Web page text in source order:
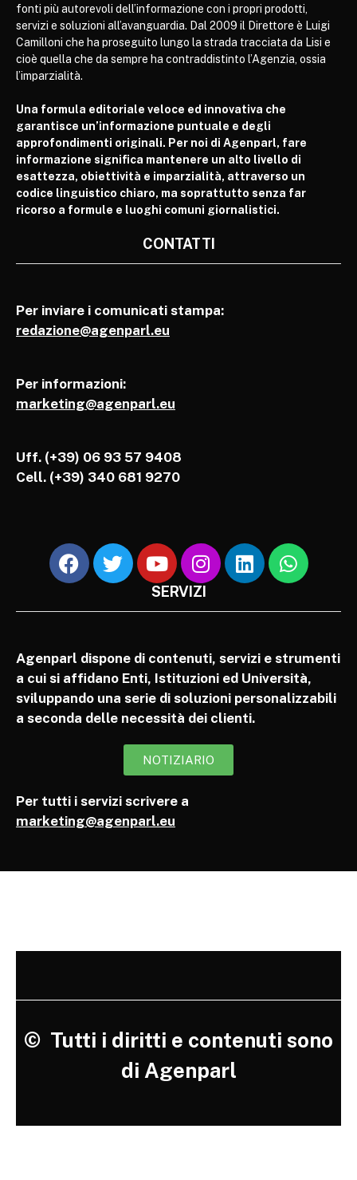
fonti più autorevoli dell’informazione con i propri prodotti,
servizi e soluzioni all’avanguardia. Dal 2009 il Direttore è Luigi
Camilloni che ha proseguito lungo la strada tracciata da Lisi e
cioè quella che da sempre ha contraddistinto l’Agenzia, ossia
l’imparzialità.
Una formula editoriale veloce ed innovativa che
garantisce un’informazione puntuale e degli
approfondimenti originali. Per noi di Agenparl, fare
informazione significa mantenere un alto livello di
esattezza, obiettività e imparzialità, attraverso un
codice linguistico chiaro, ma soprattutto senza far
ricorso a formule e luoghi comuni giornalistici.
CONTATTI
Per inviare i comunicati stampa:
redazione@agenparl.eu
Per informazioni:
marketing@agenparl.eu
Uff. (+39) 06 93 57 9408
Cell. (+39) 340 681 9270
SERVIZI
Agenparl dispone di contenuti, servizi e strumenti
a cui si affidano Enti, Istituzioni ed Università,
sviluppando una serie di soluzioni personalizzabili
a seconda delle necessità dei clienti.
NOTIZIARIO
Per tutti i servizi scrivere a
marketing@agenparl.eu
© Tutti i diritti e contenuti sono
di Agenparl